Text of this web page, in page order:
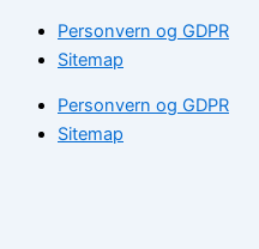
Personvern og GDPR
Sitemap
Personvern og GDPR
Sitemap